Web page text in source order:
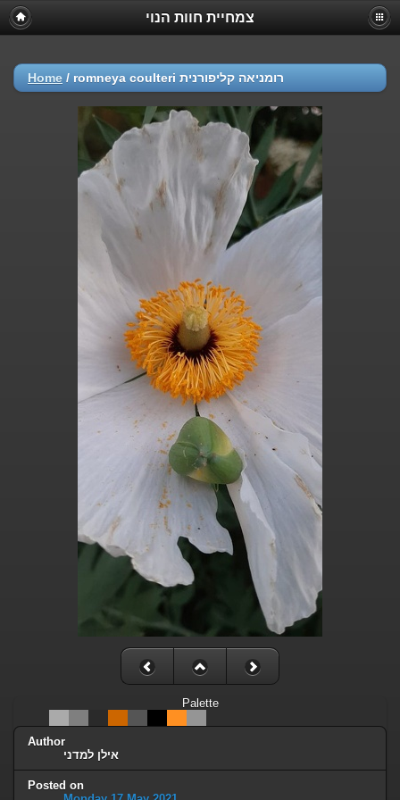
צמחיית חוות הנוי
Home / romneya coulteri רומניאה קליפורנית
Palette
Author
אילן למדני
Posted on